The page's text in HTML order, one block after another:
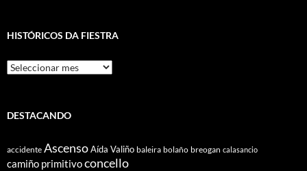
HISTÓRICOS DA FIESTRA
Históricos
Da
DESTACANDO
accidente AscensoAída Valiño baleira bolaño breogan calasancio
camiño primitivoconcello